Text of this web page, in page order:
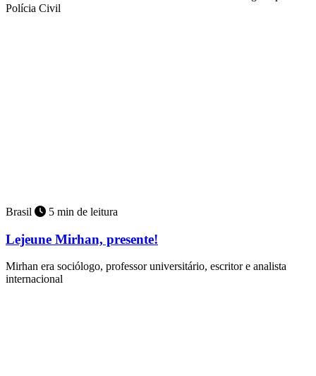
Polícia Civil
Brasil 5 min de leitura
Lejeune Mirhan, presente!
Mirhan era sociólogo, professor universitário, escritor e analista
internacional